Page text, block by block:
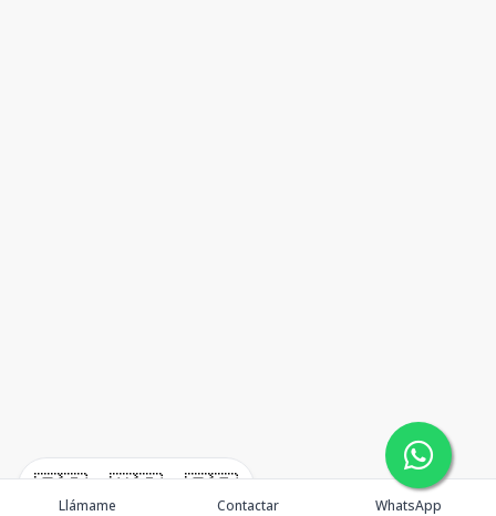
🇪🇸 🇺🇸 🇫🇷
Llámame Contactar WhatsApp